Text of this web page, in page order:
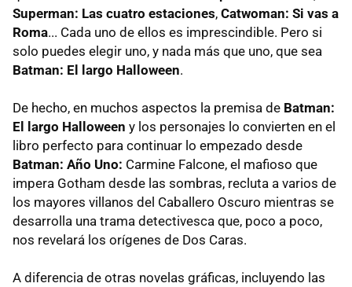
Superman: Las cuatro estaciones, Catwoman: Si vas a
Roma... Cada uno de ellos es imprescindible. Pero si
solo puedes elegir uno, y nada más que uno, que sea
Batman: El largo Halloween.
De hecho, en muchos aspectos la premisa de Batman:
El largo Halloween y los personajes lo convierten en el
libro perfecto para continuar lo empezado desde
Batman: Año Uno: Carmine Falcone, el mafioso que
impera Gotham desde las sombras, recluta a varios de
los mayores villanos del Caballero Oscuro mientras se
desarrolla una trama detectivesca que, poco a poco,
nos revelará los orígenes de Dos Caras.
A diferencia de otras novelas gráficas, incluyendo las